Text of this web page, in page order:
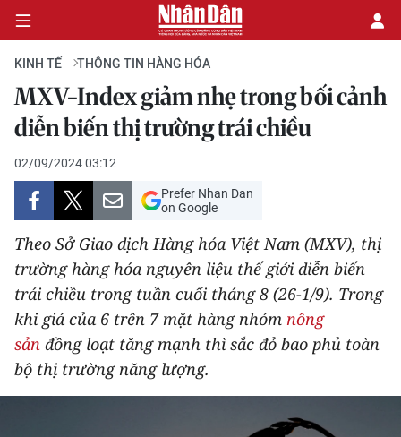
CHÍNH TRỊ
KINH TẾ
VĂN HÓA
XÃ HỘI
PHÁP LUẬT
DU LỊCH
THẾ GIỚI
KINH TẾ THÔNG TIN HÀNG HÓA
MXV-Index giảm nhẹ trong bối cảnh
diễn biến thị trường trái chiều
02/09/2024 03:12
Prefer Nhan Dan
on Google
Theo Sở Giao dịch Hàng hóa Việt Nam (MXV), thị
trường hàng hóa nguyên liệu thế giới diễn biến
trái chiều trong tuần cuối tháng 8 (26-1/9). Trong
khi giá của 6 trên 7 mặt hàng nhóm nông
sản đồng loạt tăng mạnh thì sắc đỏ bao phủ toàn
bộ thị trường năng lượng.